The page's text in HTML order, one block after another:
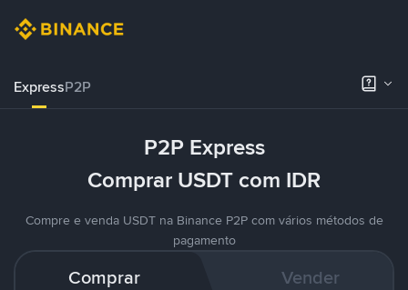
ExpressP2P
P2P Express
Comprar USDT com IDR
Compre e venda USDT na Binance P2P com vários métodos de
pagamento
Comprar Vender